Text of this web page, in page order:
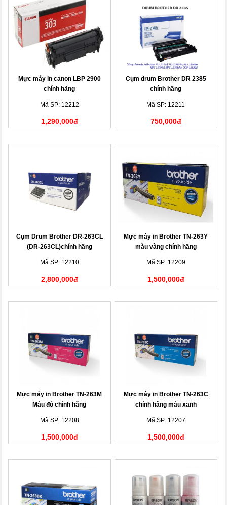
Mực máy in canon LBP 2900
chính hãng
Mã SP: 12212
1,290,000đ
Cụm drum Brother DR 2385
chính hãng
Mã SP: 12211
750,000đ
Cụm Drum Brother DR-263CL
(DR-263CL)chính hãng
Mã SP: 12210
2,800,000đ
Mực máy in Brother TN-263Y
màu vàng chính hãng
Mã SP: 12209
1,500,000đ
Mực máy in Brother TN-263M
Màu đỏ chính hãng
Mã SP: 12208
1,500,000đ
Mực máy in Brother TN-263C
chính hãng màu xanh
Mã SP: 12207
1,500,000đ